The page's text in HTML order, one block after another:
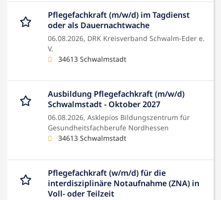
Pflegefachkraft (m/w/d) im Tagdienst
oder als Dauernachtwache
06.08.2026, DRK Kreisverband Schwalm-Eder e.
V.
34613 Schwalmstadt
Ausbildung Pflegefachkraft (m/w/d)
Schwalmstadt - Oktober 2027
06.08.2026, Asklepios Bildungszentrum für
Gesundheitsfachberufe Nordhessen
34613 Schwalmstadt
Pflegefachkraft (w/m/d) für die
interdisziplinäre Notaufnahme (ZNA) in
Voll- oder Teilzeit